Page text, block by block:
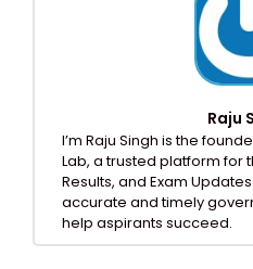
Raju
I’m Raju Singh is the
Lab, a trusted platform for
Results, and Exam
accurate and timely
help aspirants succeed.